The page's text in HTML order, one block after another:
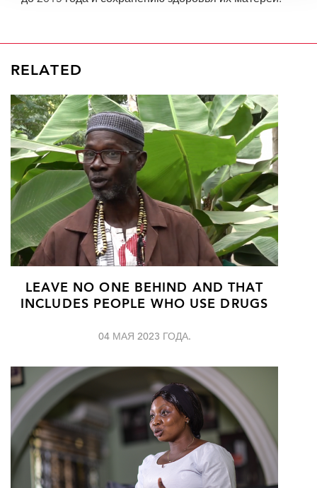
RELATED
LEAVE NO ONE BEHIND AND THAT
INCLUDES PEOPLE WHO USE DRUGS
04 МАЯ 2023 ГОДА.